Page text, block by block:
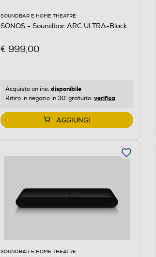
SOUNDBAR E HOME THEATRE
SONOS - Soundbar ARC ULTRA-Black
€ 999,00
Acquisto online: disponibile
Ritiro in negozio in 30' gratuito: verifica
AGGIUNGI
SOUNDBAR E HOME THEATRE